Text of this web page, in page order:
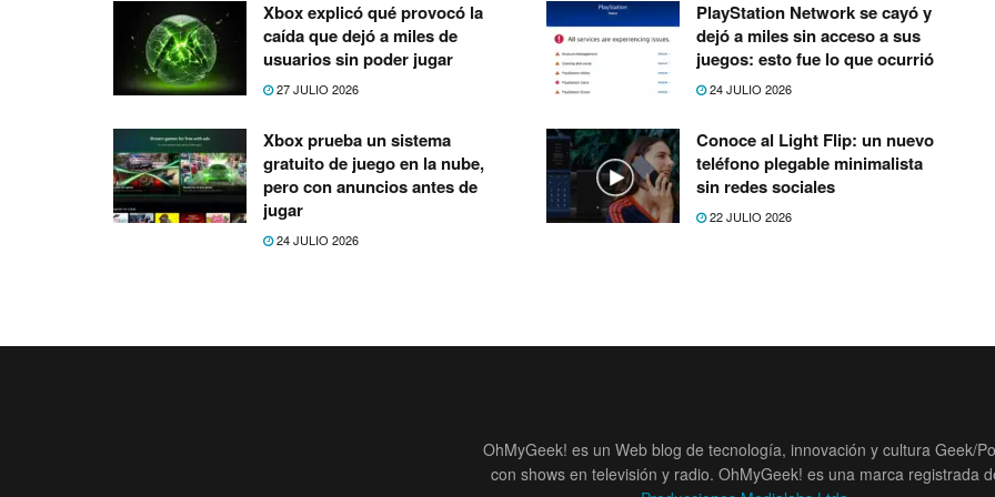
Xbox explicó qué provocó la
caída que dejó a miles de
usuarios sin poder jugar
27 JULIO 2026
PlayStation Network se cayó y
dejó a miles sin acceso a sus
juegos: esto fue lo que ocurrió
24 JULIO 2026
Xbox prueba un sistema
gratuito de juego en la nube,
pero con anuncios antes de
jugar
24 JULIO 2026
Conoce al Light Flip: un nuevo
teléfono plegable minimalista
sin redes sociales
22 JULIO 2026
OhMyGeek! es un Web blog de tecnología, innovación y cultura Geek/
con shows en televisión y radio. OhMyGeek! es una marca registrada